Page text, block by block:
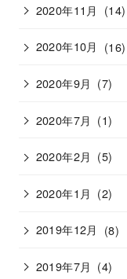
2020年11月 (14)
2020年10月 (16)
2020年9月 (7)
2020年7月 (1)
2020年2月 (5)
2020年1月 (2)
2019年12月 (8)
2019年7月 (4)